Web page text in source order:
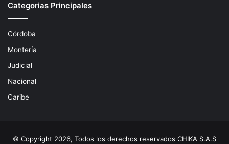
Categorias Principales
Córdoba
Montería
Judicial
Nacional
Caribe
© Copyright 2026, Todos los derechos reservados CHIKA S.A.S